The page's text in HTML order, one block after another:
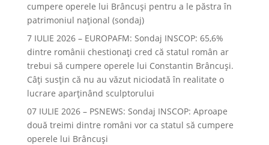
cumpere operele lui Brâncuși pentru a le păstra în
patrimoniul național (sondaj)
7 IULIE 2026 – EUROPAFM: Sondaj INSCOP: 65,6%
dintre românii chestionați cred că statul român ar
trebui să cumpere operele lui Constantin Brâncuși.
Câți susțin că nu au văzut niciodată în realitate o
lucrare aparținând sculptorului
07 IULIE 2026 – PSNEWS: Sondaj INSCOP: Aproape
două treimi dintre români vor ca statul să cumpere
operele lui Brâncuși